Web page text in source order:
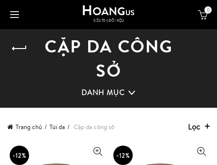
0
CẶP DA CÔNG
SỞ
DANH MỤC
Trang chủ Túi da Cặp da công sở Lọc
-12% -12%